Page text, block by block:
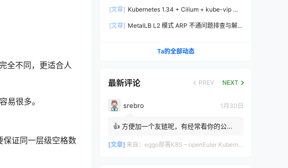
全不同，更适合人
易很多。
证同一层级空格数
[文章] Kubernetes 1.34 + Cilium + kube-vip 高
[文章] MetalLB L2 模式 ARP 不通问题排查与解
Ta的全部动态
最新评论 PREV NEXT
srebro 1月30日
👍 方便加一个友链呢，有经常看你的公众
[文章] 来自： eggo部署K8S – openEuler Kubernetes自动化部署工具完整指南